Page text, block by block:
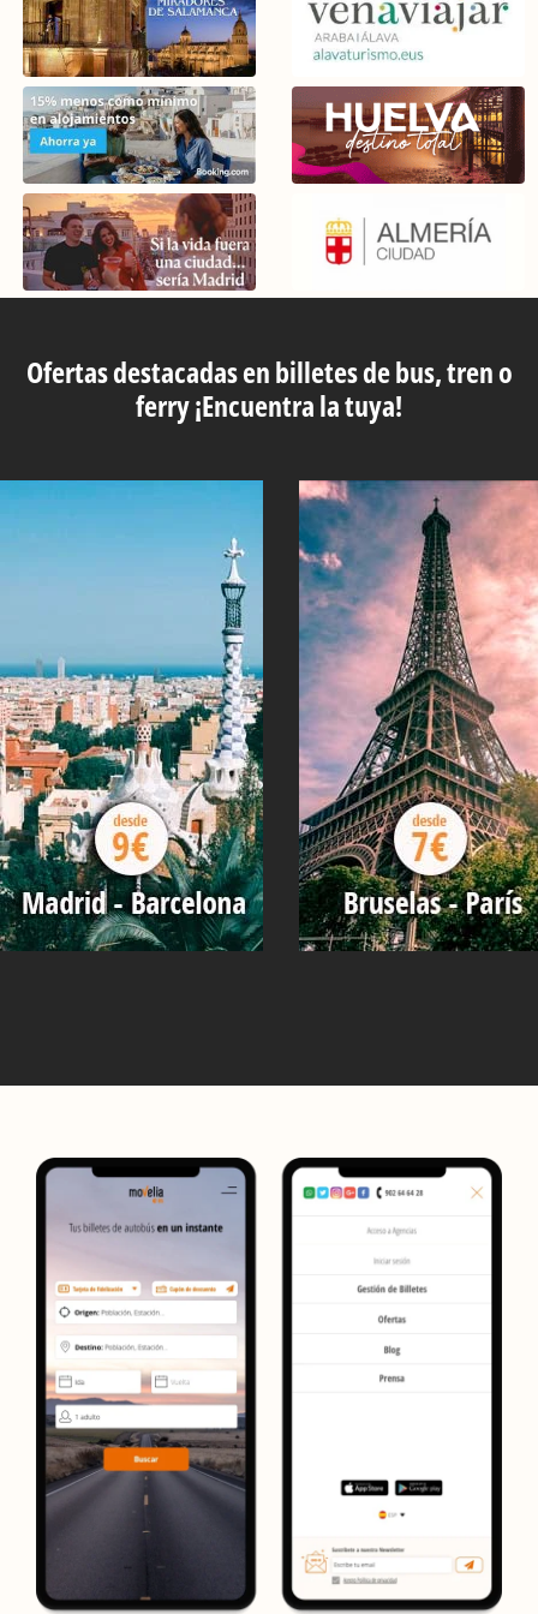
Ofertas destacadas en billetes de bus, tren o
ferry ¡Encuentra la tuya!